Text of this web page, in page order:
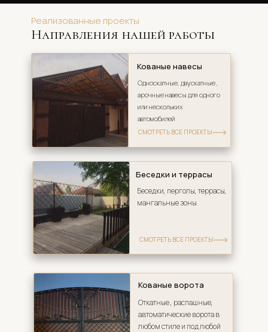
Односкатные, двускатные ,
арочные навесы для одного
или нескольких
автомобилей
Кованые навесы
СМОТРЕТЬ ВСЕ ПРОЕКТЫ
Откатные , распашные,
автоматические ворота в
любом стиле и под любой
Кованые ворота
Беседки, перголы, террасы,
мангальные зоны
Беседки и террасы
СМОТРЕТЬ ВСЕ ПРОЕКТЫ
Направления нашей работы
Реализованные проекты